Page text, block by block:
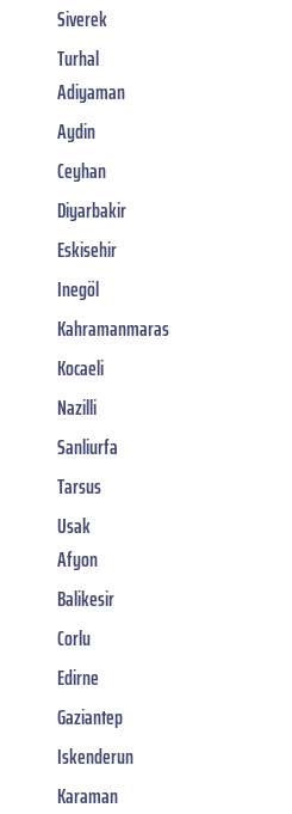
Siverek
Turhal
Adiyaman
Aydin
Ceyhan
Diyarbakir
Eskisehir
Inegöl
Kahramanmaras
Kocaeli
Nazilli
Sanliurfa
Tarsus
Usak
Afyon
Balikesir
Corlu
Edirne
Gaziantep
Iskenderun
Karaman